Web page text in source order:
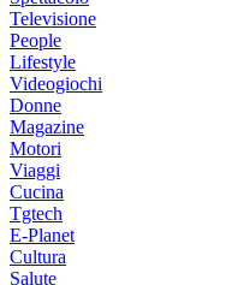
Televisione
People
Lifestyle
Videogiochi
Donne
Magazine
Motori
Viaggi
Cucina
Tgtech
E-Planet
Cultura
Salute